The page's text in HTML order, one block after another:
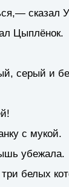
сказал
Цыплёнок.
серый и
с мукой.
убежала.
белых